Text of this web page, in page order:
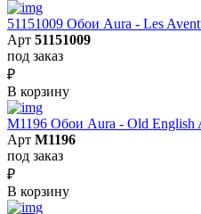
51151009 Обои Aura - Les
Арт 51151009
под заказ
₽
В корзину
M1196 Обои Aura - Old English
Арт M1196
под заказ
₽
В корзину